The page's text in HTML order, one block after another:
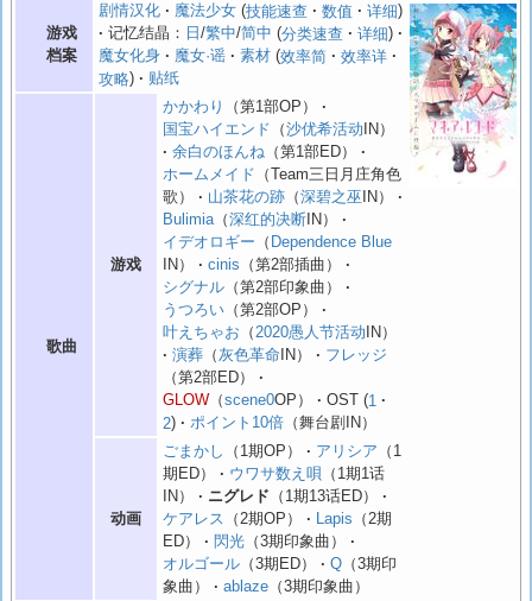
游戏
档案
剧情汉化 魔法少女 技能速查 数值
详细
记忆结晶： 日/繁中/简中 分类速查
详细
魔女化身
魔女·谣 素材 效率简
效率详
攻略
贴纸
歌曲
游戏
かかわり
（第1部OP）
国宝ハイエンド （沙优希活动 IN）
余白のほんね （第1部ED）
ホームメイド （Team三日月庄角色
歌）
山茶花の跡 （深碧之巫 IN）
Bulimia（深红的决断 IN）
イデオロギー （ Dependence Blue
IN）
cinis （第2部插曲）
シグナル （第2部印象曲）
うつろい （第2部OP）
叶えちゃお （2020愚人节活动 IN）
演葬 （灰色革命 IN）
フレッジ
（第2部ED）
GLOW （scene0OP） OST 1
2
ポイント10倍 （舞台剧IN）
动画
ごまかし （1期OP） アリシア （1
期ED）
ウワサ数え唄 （1期1话
IN）
ニグレド （1期13话ED）
ケアレス （2期OP） Lapis （2期
ED）
閃光 （3期印象曲）
オルゴール （3期ED） Q （3期印
象曲）
ablaze （3期印象曲）